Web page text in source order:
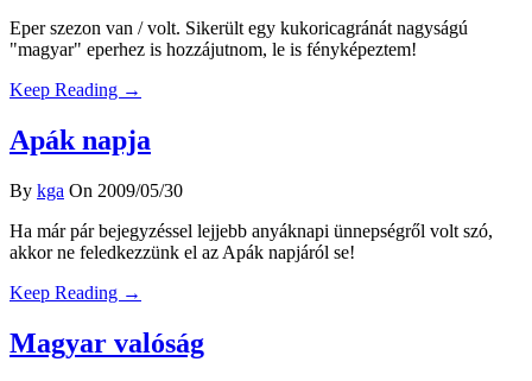
Eper szezon van / volt. Sikerült egy kukoricagránát nagyságú
"magyar" eperhez is hozzájutnom, le is fényképeztem!
Keep Reading →
Apák napja
By kga On 2009/05/30
Ha már pár bejegyzéssel lejjebb anyáknapi ünnepségről volt szó,
akkor ne feledkezzünk el az Apák napjáról se!
Keep Reading →
Magyar valóság